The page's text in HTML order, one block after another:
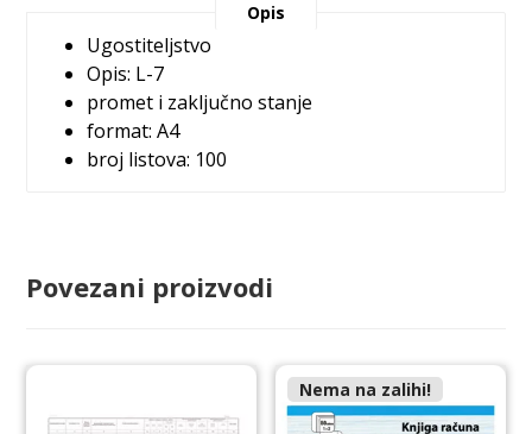
Opis
Ugostiteljstvo
Opis: L-7
promet i zaključno stanje
format: A4
broj listova: 100
Povezani proizvodi
Nema na zalihi!